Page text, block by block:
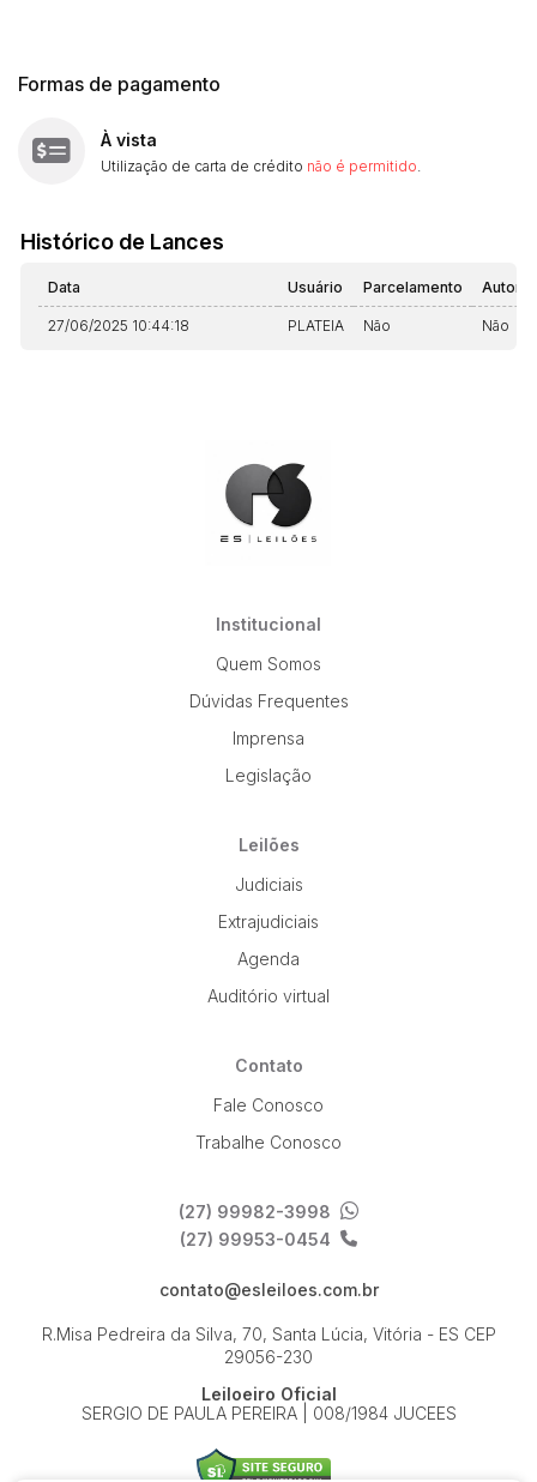
Formas de pagamento
À vista
Utilização de carta de crédito não é permitido
Histórico de Lances
Data Usuário Parcelamento
27/06/2025 10:44:18 PLATEIA Não Não
Institucional
Quem Somos
Dúvidas Frequentes
Imprensa
Legislação
Leilões
Judiciais
Extrajudiciais
Agenda
Auditório virtual
Contato
Fale Conosco
Trabalhe Conosco
(27) 99982-3998
(27) 99953-0454
contato@esleiloes.com.br
R.Misa Pedreira da Silva, 70, Santa Lúcia, Vitória - ES CEP
29056-230
Leiloeiro Oficial
SERGIO DE PAULA PEREIRA | 008/1984 JUCEES